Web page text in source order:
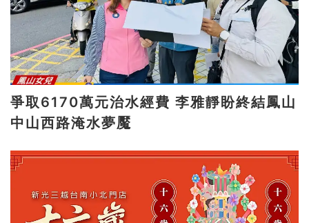
爭取6170萬元治水經費 李雅靜盼終結鳳山
中山西路淹水夢魘